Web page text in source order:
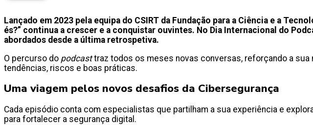
Lançado em 2023 pela equipa do CSIRT da Fundação para a Ciência e a
és?” continua a crescer e a conquistar ouvintes. No Dia Internacional do
abordados desde a última retrospetiva.
O percurso do podcasttraz todos os meses novas conversas, reforçando a
tendências, riscos e boas práticas.
Uma viagem pelos novos desafios da Cibersegurança
Cada episódio conta com especialistas que partilham a sua experiência e
para fortalecer a segurança digital.